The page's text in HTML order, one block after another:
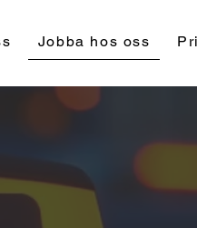
Jobba hos oss